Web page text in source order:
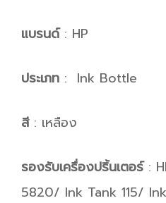
แบรนด์: HP
ประเภท : Ink Bottle
สี : เหลือง
รองรับเครื่องปริ้นเตอร์:
5820/ Ink Tank 115/